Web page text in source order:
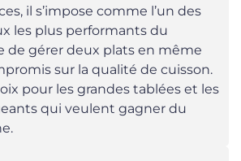
il s’impose comme l’un des
les plus performants du
de gérer deux plats en même
sur la qualité de cuisson.
pour les grandes tablées et les
qui veulent gagner du